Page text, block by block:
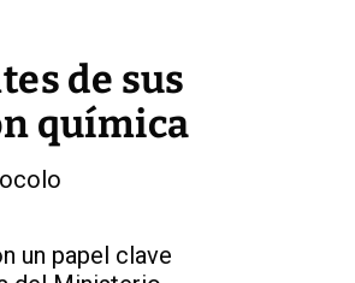
de sus
química
un papel clave